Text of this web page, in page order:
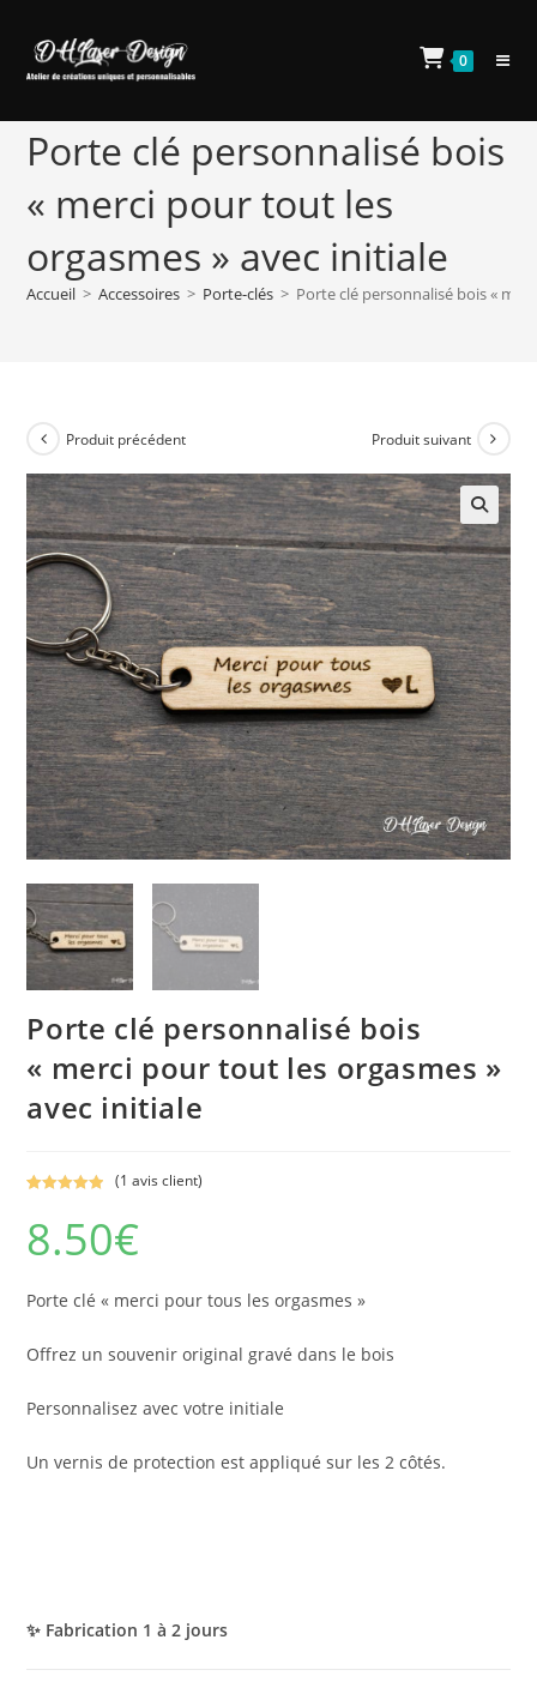
content
0
Porte clé personnalisé bois
« merci pour tout les
orgasmes » avec initiale
Accueil > Accessoires > Porte-clés > Porte clé personnalisé bois «
Produit précédent Produit suivant
🔍
Porte clé personnalisé bois
« merci pour tout les orgasmes »
avec initiale
sur 5
basé sur
client
(1 avis client)
8.50€
Porte clé « merci pour tous les orgasmes »
Offrez un souvenir original gravé dans le bois
Personnalisez avec votre initiale
Un vernis de protection est appliqué sur les 2 côtés.
✨ Fabrication 1 à 2 jours